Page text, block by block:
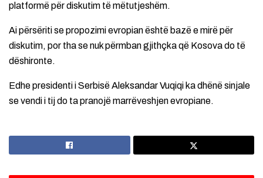
platformë për diskutim të mëtutjeshëm.
Ai përsëriti se propozimi evropian është bazë e mirë për
diskutim, por tha se nuk përmban gjithçka që Kosova do të
dëshironte.
Edhe presidenti i Serbisë Aleksandar Vuqiqi ka dhënë sinjale
se vendi i tij do ta pranojë marrëveshjen evropiane.